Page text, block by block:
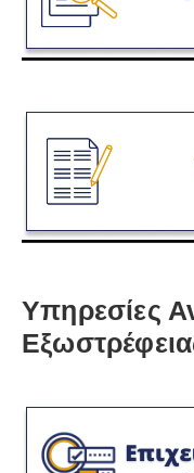
Υπηρεσίες